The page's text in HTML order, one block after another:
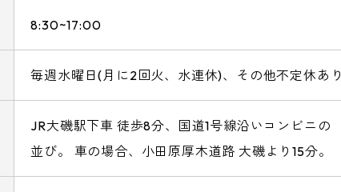
8:30~17:00
毎週水曜日(月に2回火、水連休)、その他不定休あり
JR大磯駅下車 徒歩8分、国道1号線沿いコンビニの
並び。 車の場合、小田原厚木道路 大磯より15分。